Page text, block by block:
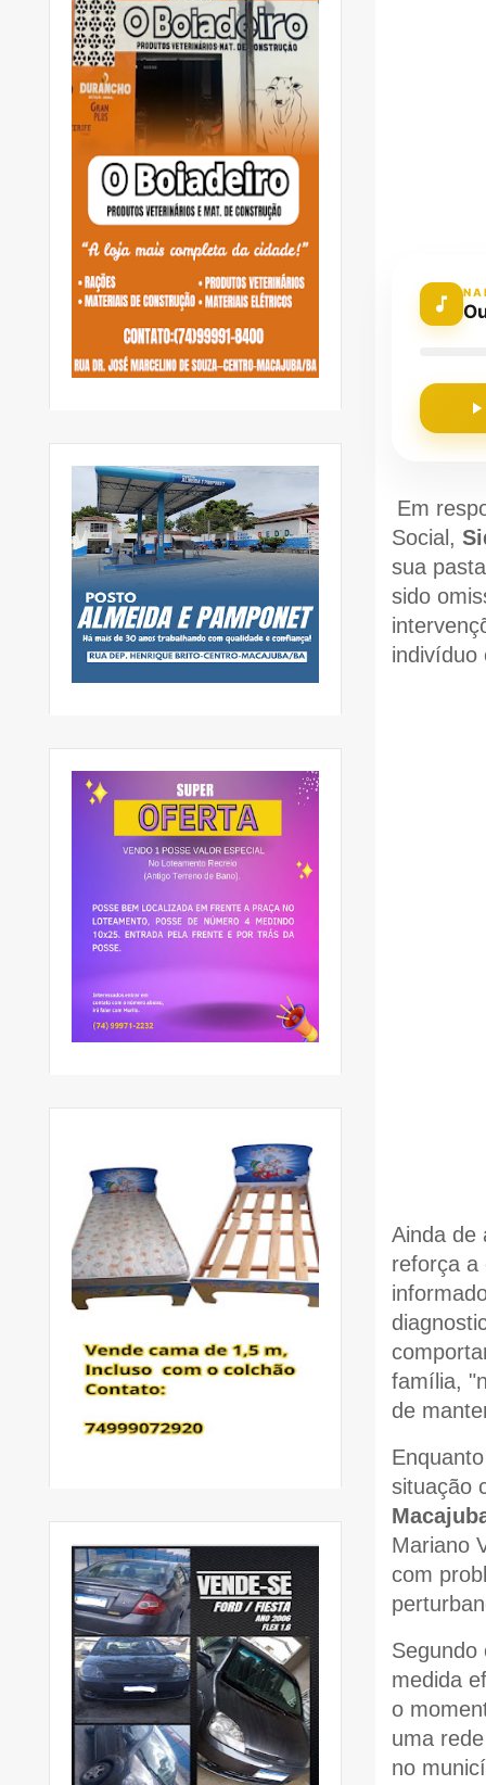
Em
Social,
sua
sido
indivíduo
Ainda de
reforça a
família,
de
situação
Mariano
com
Segundo
medida
o
uma
no